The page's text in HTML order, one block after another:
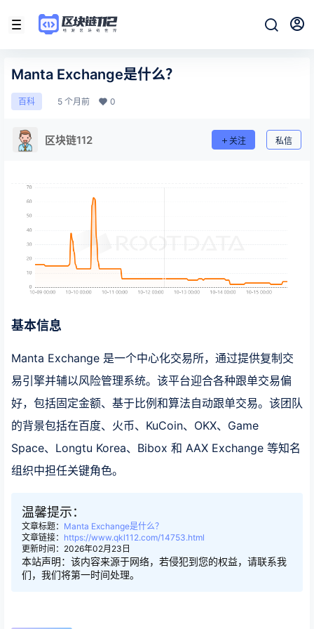
Manta Exchange是什么？
百科 5 个月前 0
区块链112 关注 私信
基本信息
Manta Exchange 是一个中心化交易所，通过提供复制交
易引擎并辅以风险管理系统。该平台迎合各种跟单交易偏
好，包括固定金额、基于比例和算法自动跟单交易。该团队
的背景包括在百度、火币、KuCoin、OKX、Game
Space、Longtu Korea、Bibox 和 AAX Exchange 等知名
组织中担任关键角色。
温馨提示：
文章标题： Manta Exchange是什么？
文章链接： https://www.qkl112.com/14753.html
更新时间：2026年02月23日
本站声明：该内容来源于网络，若侵犯到您的权益，请联系我
们，我们将第一时间处理。